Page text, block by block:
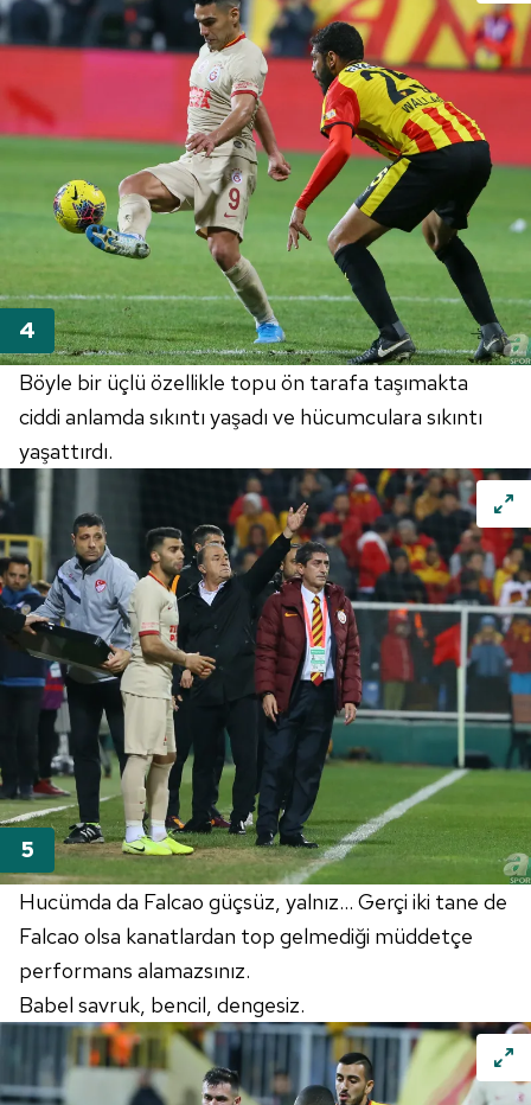
Böyle bir üçlü özellikle topu ön tarafa taşımakta
ciddi anlamda sıkıntı yaşadı ve hücumculara sıkıntı
yaşattırdı.
Hucümda da Falcao güçsüz, yalnız... Gerçi iki tane de
Falcao olsa kanatlardan top gelmediği müddetçe
performans alamazsınız.
Babel savruk, bencil, dengesiz.